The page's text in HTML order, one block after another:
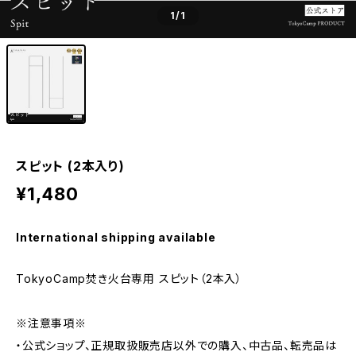
1/1
スピット (2本入り)
¥1,480
International shipping available
TokyoCamp焚き火台専用 スピット（2本入）
※注意事項※
・公式ショップ、正規取扱販売店以外での購入、中古品、転売品は